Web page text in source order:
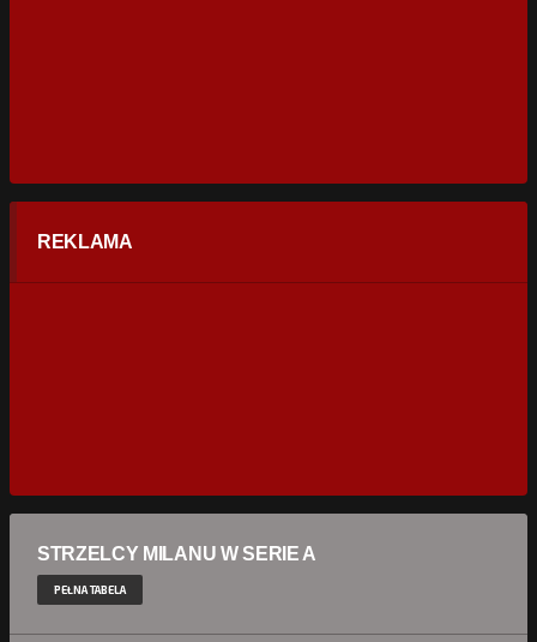
REKLAMA
STRZELCY MILANU W SERIE A
PEŁNA TABELA